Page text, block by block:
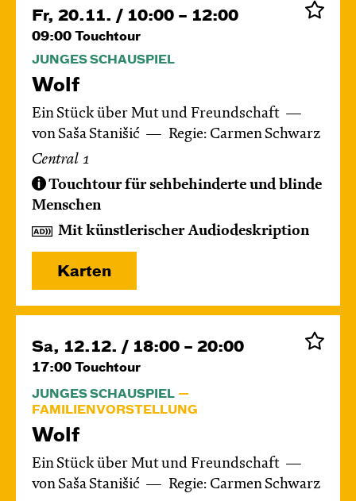
Fr, 20.11. / 10:00 – 12:00
09:00 Touchtour
JUNGES SCHAUSPIEL
Wolf
Ein Stück über Mut und Freundschaft
von Saša Stanišić
Regie: Carmen Schwarz
Central 1
Touchtour für sehbehinderte und blinde
Menschen
Mit künstlerischer Audiodeskription
Karten
Sa, 12.12. / 18:00 – 20:00
17:00 Touchtour
JUNGES SCHAUSPIEL
FAMILIENVORSTELLUNG
Wolf
Ein Stück über Mut und Freundschaft
von Saša Stanišić
Regie: Carmen Schwarz